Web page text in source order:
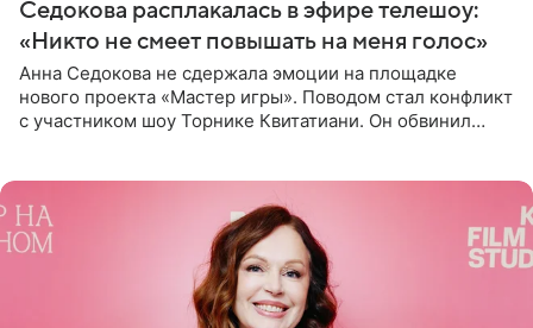
Седокова расплакалась в эфире телешоу:
«Никто не смеет повышать на меня голос»
Анна Седокова не сдержала эмоции на площадке
нового проекта «Мастер игры». Поводом стал конфликт
с участником шоу Торнике Квитатиани. Он обвинил